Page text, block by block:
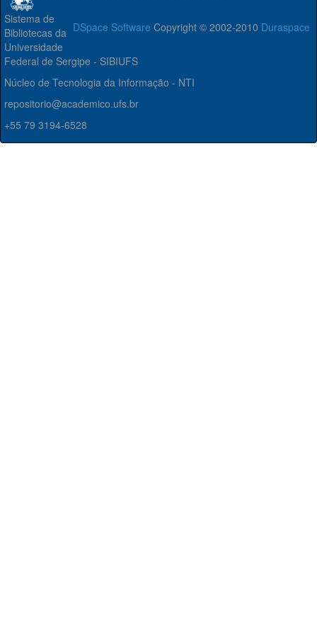
DSpace Software Copyright © 2002-2010 Duraspace
Sistema de
Bibliotecas da
Universidade
Federal de Sergipe - SIBIUFS
Núcleo de Tecnologia da Informação - NTI
repositorio@academico.ufs.br
+55 79 3194-6528